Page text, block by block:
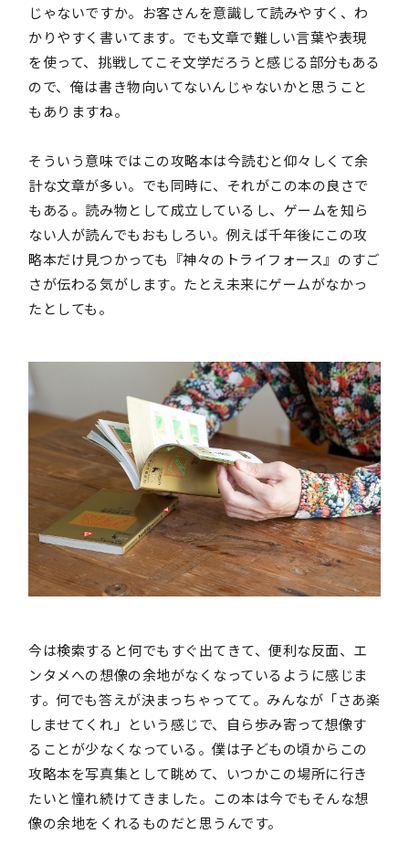
じゃないですか。お客さんを意識して読みやすく、わ
かりやすく書いてます。でも文章で難しい言葉や表現
を使って、挑戦してこそ文学だろうと感じる部分もある
ので、俺は書き物向いてないんじゃないかと思うこと
もありますね。
そういう意味ではこの攻略本は今読むと仰々しくて余
計な文章が多い。でも同時に、それがこの本の良さで
もある。読み物として成立しているし、ゲームを知ら
ない人が読んでもおもしろい。例えば千年後にこの攻
略本だけ見つかっても『神々のトライフォース』のすご
さが伝わる気がします。たとえ未来にゲームがなかっ
たとしても。
今は検索すると何でもすぐ出てきて、便利な反面、エ
ンタメへの想像の余地がなくなっているように感じま
す。何でも答えが決まっちゃってて。みんなが「さあ楽
しませてくれ」という感じで、自ら歩み寄って想像す
ることが少なくなっている。僕は子どもの頃からこの
攻略本を写真集として眺めて、いつかこの場所に行き
たいと憧れ続けてきました。この本は今でもそんな想
像の余地をくれるものだと思うんです。